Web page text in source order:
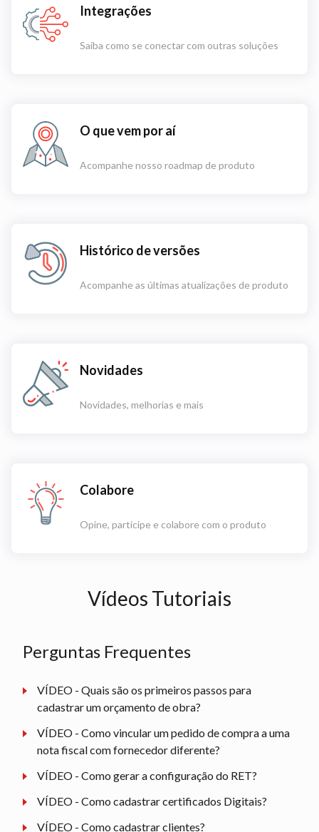
Integrações
Saiba como se conectar com outras soluções
O que vem por aí
Acompanhe nosso roadmap de produto
Histórico de versões
Acompanhe as últimas atualizações de produto
Novidades
Novidades, melhorias e mais
Colabore
Opine, participe e colabore com o produto
Vídeos Tutoriais
Perguntas Frequentes
VÍDEO - Quais são os primeiros passos para
cadastrar um orçamento de obra?
VÍDEO - Como vincular um pedido de compra a uma
nota fiscal com fornecedor diferente?
VÍDEO - Como gerar a configuração do RET?
VÍDEO - Como cadastrar certificados Digitais?
VÍDEO - Como cadastrar clientes?